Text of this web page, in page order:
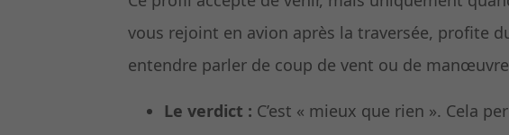
vous rejoint en avion après la traversée, profite
entendre parler de coup de vent ou de
Le verdict : C’est « mieux que rien ». Cela